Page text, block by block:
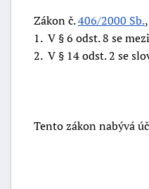
Zákon č.406/2000 Sb.
1. V § 6 odst. 8 se mezi
2. V § 14 odst. 2 se
Tento zákon nabývá